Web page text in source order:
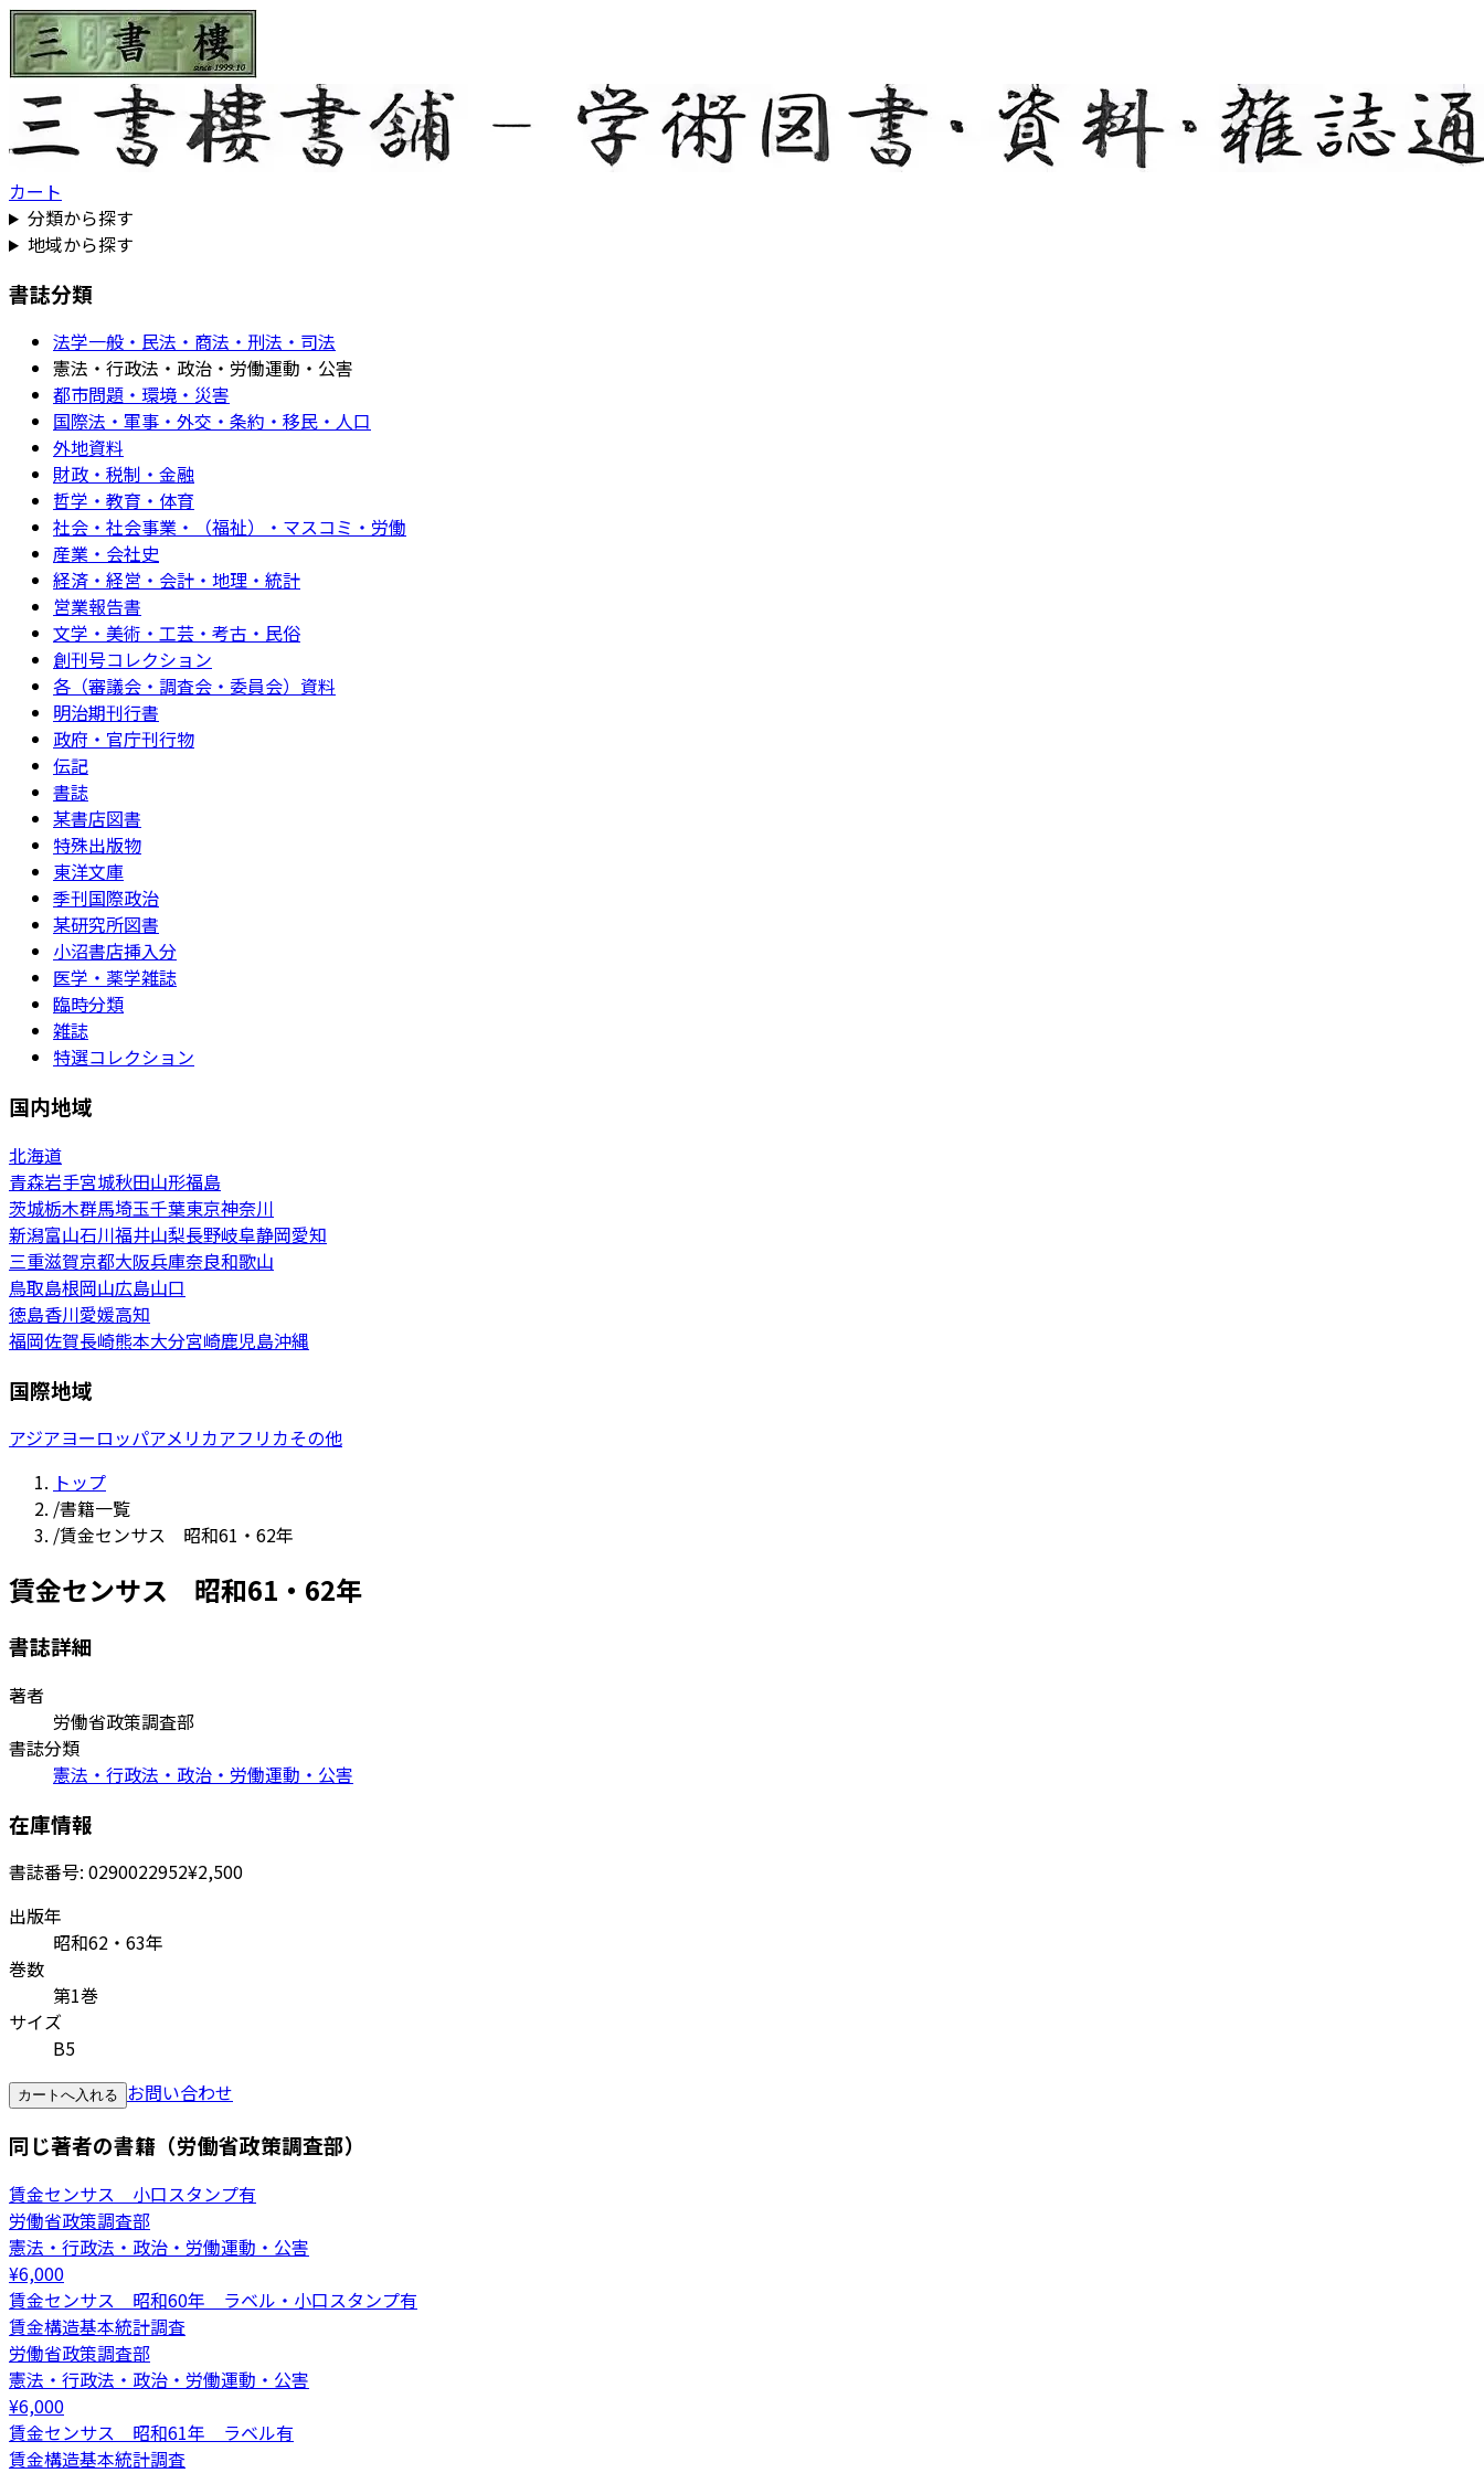
カート
分類から探す
地域から探す
書誌分類
法学一般・民法・商法・刑法・司法
憲法・行政法・政治・労働運動・公害
都市問題・環境・災害
国際法・軍事・外交・条約・移民・人口
外地資料
財政・税制・金融
哲学・教育・体育
社会・社会事業・（福祉）・マスコミ・労働
産業・会社史
経済・経営・会計・地理・統計
営業報告書
文学・美術・工芸・考古・民俗
創刊号コレクション
各（審議会・調査会・委員会）資料
明治期刊行書
政府・官庁刊行物
伝記
書誌
某書店図書
特殊出版物
東洋文庫
季刊国際政治
某研究所図書
小沼書店挿入分
医学・薬学雑誌
臨時分類
雑誌
特選コレクション
国内地域
北海道
青森岩手宮城秋田山形福島
茨城栃木群馬埼玉千葉東京神奈川
新潟富山石川福井山梨長野岐阜静岡愛知
三重滋賀京都大阪兵庫奈良和歌山
鳥取島根岡山広島山口
徳島香川愛媛高知
福岡佐賀長崎熊本大分宮崎鹿児島沖縄
国際地域
アジアヨーロッパアメリカアフリカその他
トップ
/書籍一覧
/賃金センサス 昭和61・62年
賃金センサス 昭和61・62年
書誌詳細
著者
労働省政策調査部
書誌分類
憲法・行政法・政治・労働運動・公害
在庫情報
書誌番号: 0290022952¥2,500
出版年
昭和62・63年
巻数
第1巻
サイズ
B5
カートへ入れる お問い合わせ
同じ著者の書籍（労働省政策調査部）
賃金センサス 小口スタンプ有
労働省政策調査部
憲法・行政法・政治・労働運動・公害
¥6,000
賃金センサス 昭和60年 ラベル・小口スタンプ有
賃金構造基本統計調査
労働省政策調査部
憲法・行政法・政治・労働運動・公害
¥6,000
賃金センサス 昭和61年 ラベル有
賃金構造基本統計調査